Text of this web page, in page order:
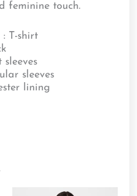
feminine touch.
: T-shirt
sleeves
sleeves
lining